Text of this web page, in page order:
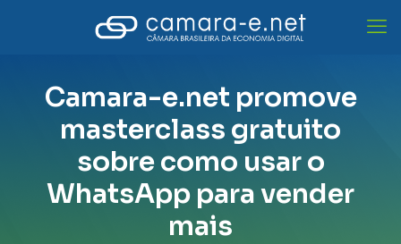
Camara-e.net promove
masterclass gratuito
sobre como usar o
WhatsApp para vender
mais